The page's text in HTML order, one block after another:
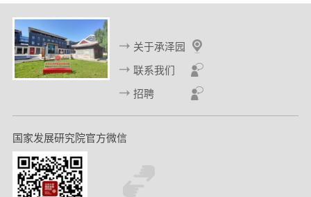
关于承泽园
联系我们
招聘
国家发展研究院官方微信